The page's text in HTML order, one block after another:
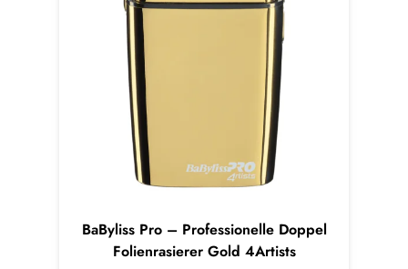
BaByliss Pro – Professionelle Doppel
Folienrasierer Gold 4Artists